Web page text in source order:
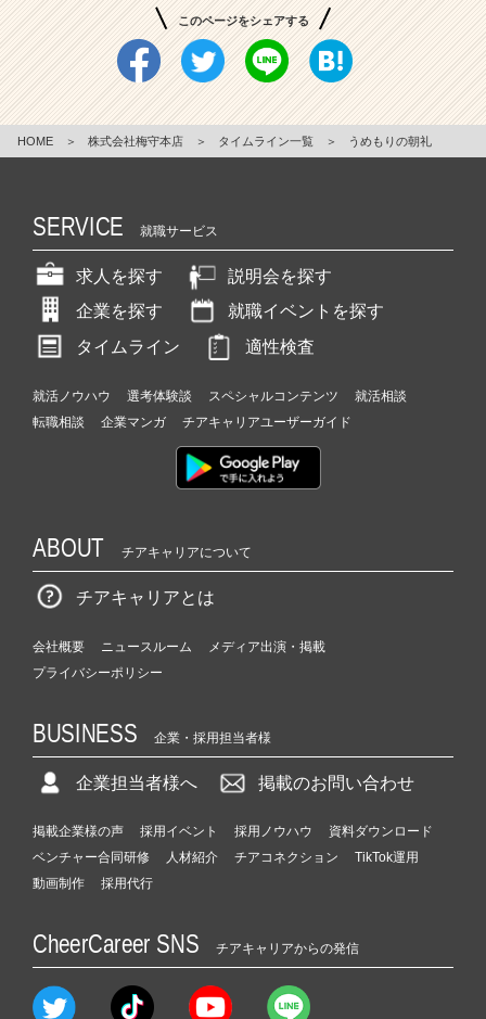
このページをシェアする
HOME ＞ 株式会社梅守本店 ＞ タイムライン一覧 ＞ うめもりの朝礼
SERVICE 就職サービス
求人を探す
説明会を探す
企業を探す
就職イベントを探す
タイムライン
適性検査
就活ノウハウ 選考体験談 スペシャルコンテンツ
就活相談
転職相談
企業マンガ チアキャリアユーザーガイド
ABOUT チアキャリアについて
チアキャリアとは
会社概要 ニュースルーム
メディア出演・掲載
プライバシーポリシー
BUSINESS 企業・採用担当者様
企業担当者様へ 掲載のお問い合わせ
掲載企業様の声 採用イベント 採用ノウハウ
資料ダウンロード
ベンチャー合同研修
人材紹介 チアコネクション
TikTok運用
動画制作
採用代行
CheerCareer SNS チアキャリアからの発信